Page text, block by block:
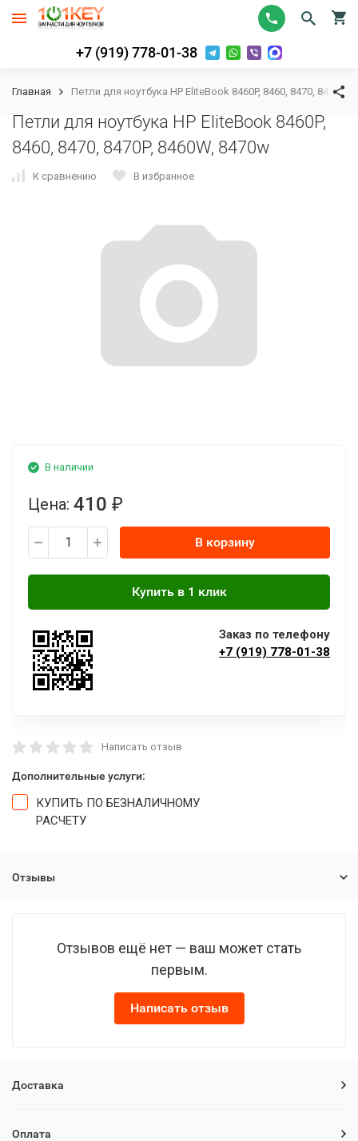
+7 (919) 778-01-38
Главная Петли для ноутбука HP EliteBook 8460P, 8460, 8470, 8470P,
Петли для ноутбука HP EliteBook 8460P,
8460, 8470, 8470P, 8460W, 8470w
К сравнению В избранное
В наличии
Цена: 410 ₽
В корзину
Заказ по телефону
+7 (919) 778-01-38
Написать отзыв
Дополнительные услуги:
КУПИТЬ ПО БЕЗНАЛИЧНОМУ
РАСЧЕТУ
Отзывы
Отзывов ещё нет — ваш может стать
первым.
Написать отзыв
Доставка
Оплата